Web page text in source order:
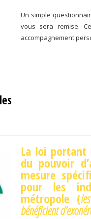
Un simple
vous sera remise.
accompagnement
La loi portant
du pouvoir
mesure
pour les
métropole (l
bénéficient